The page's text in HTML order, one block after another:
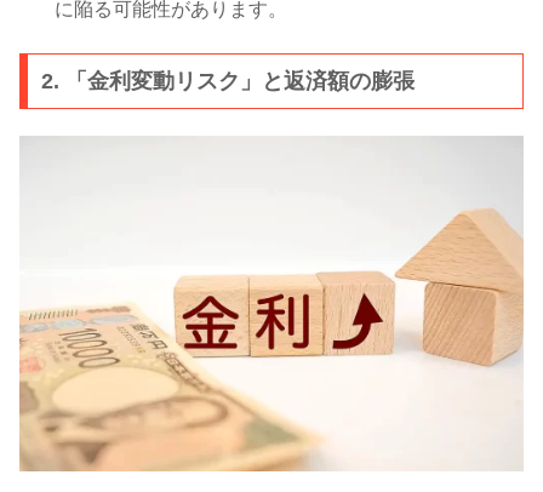
に陥る可能性があります。
2. 「金利変動リスク」と返済額の膨張